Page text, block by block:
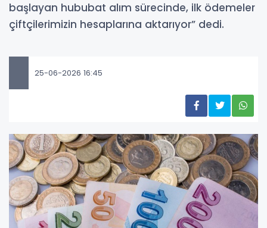
başlayan hububat alım sürecinde, ilk ödemeler
çiftçilerimizin hesaplarına aktarıyor” dedi.
25-06-2026 16:45